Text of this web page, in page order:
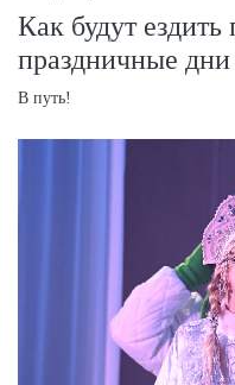
Как будут ездить
праздничные дни
В путь!